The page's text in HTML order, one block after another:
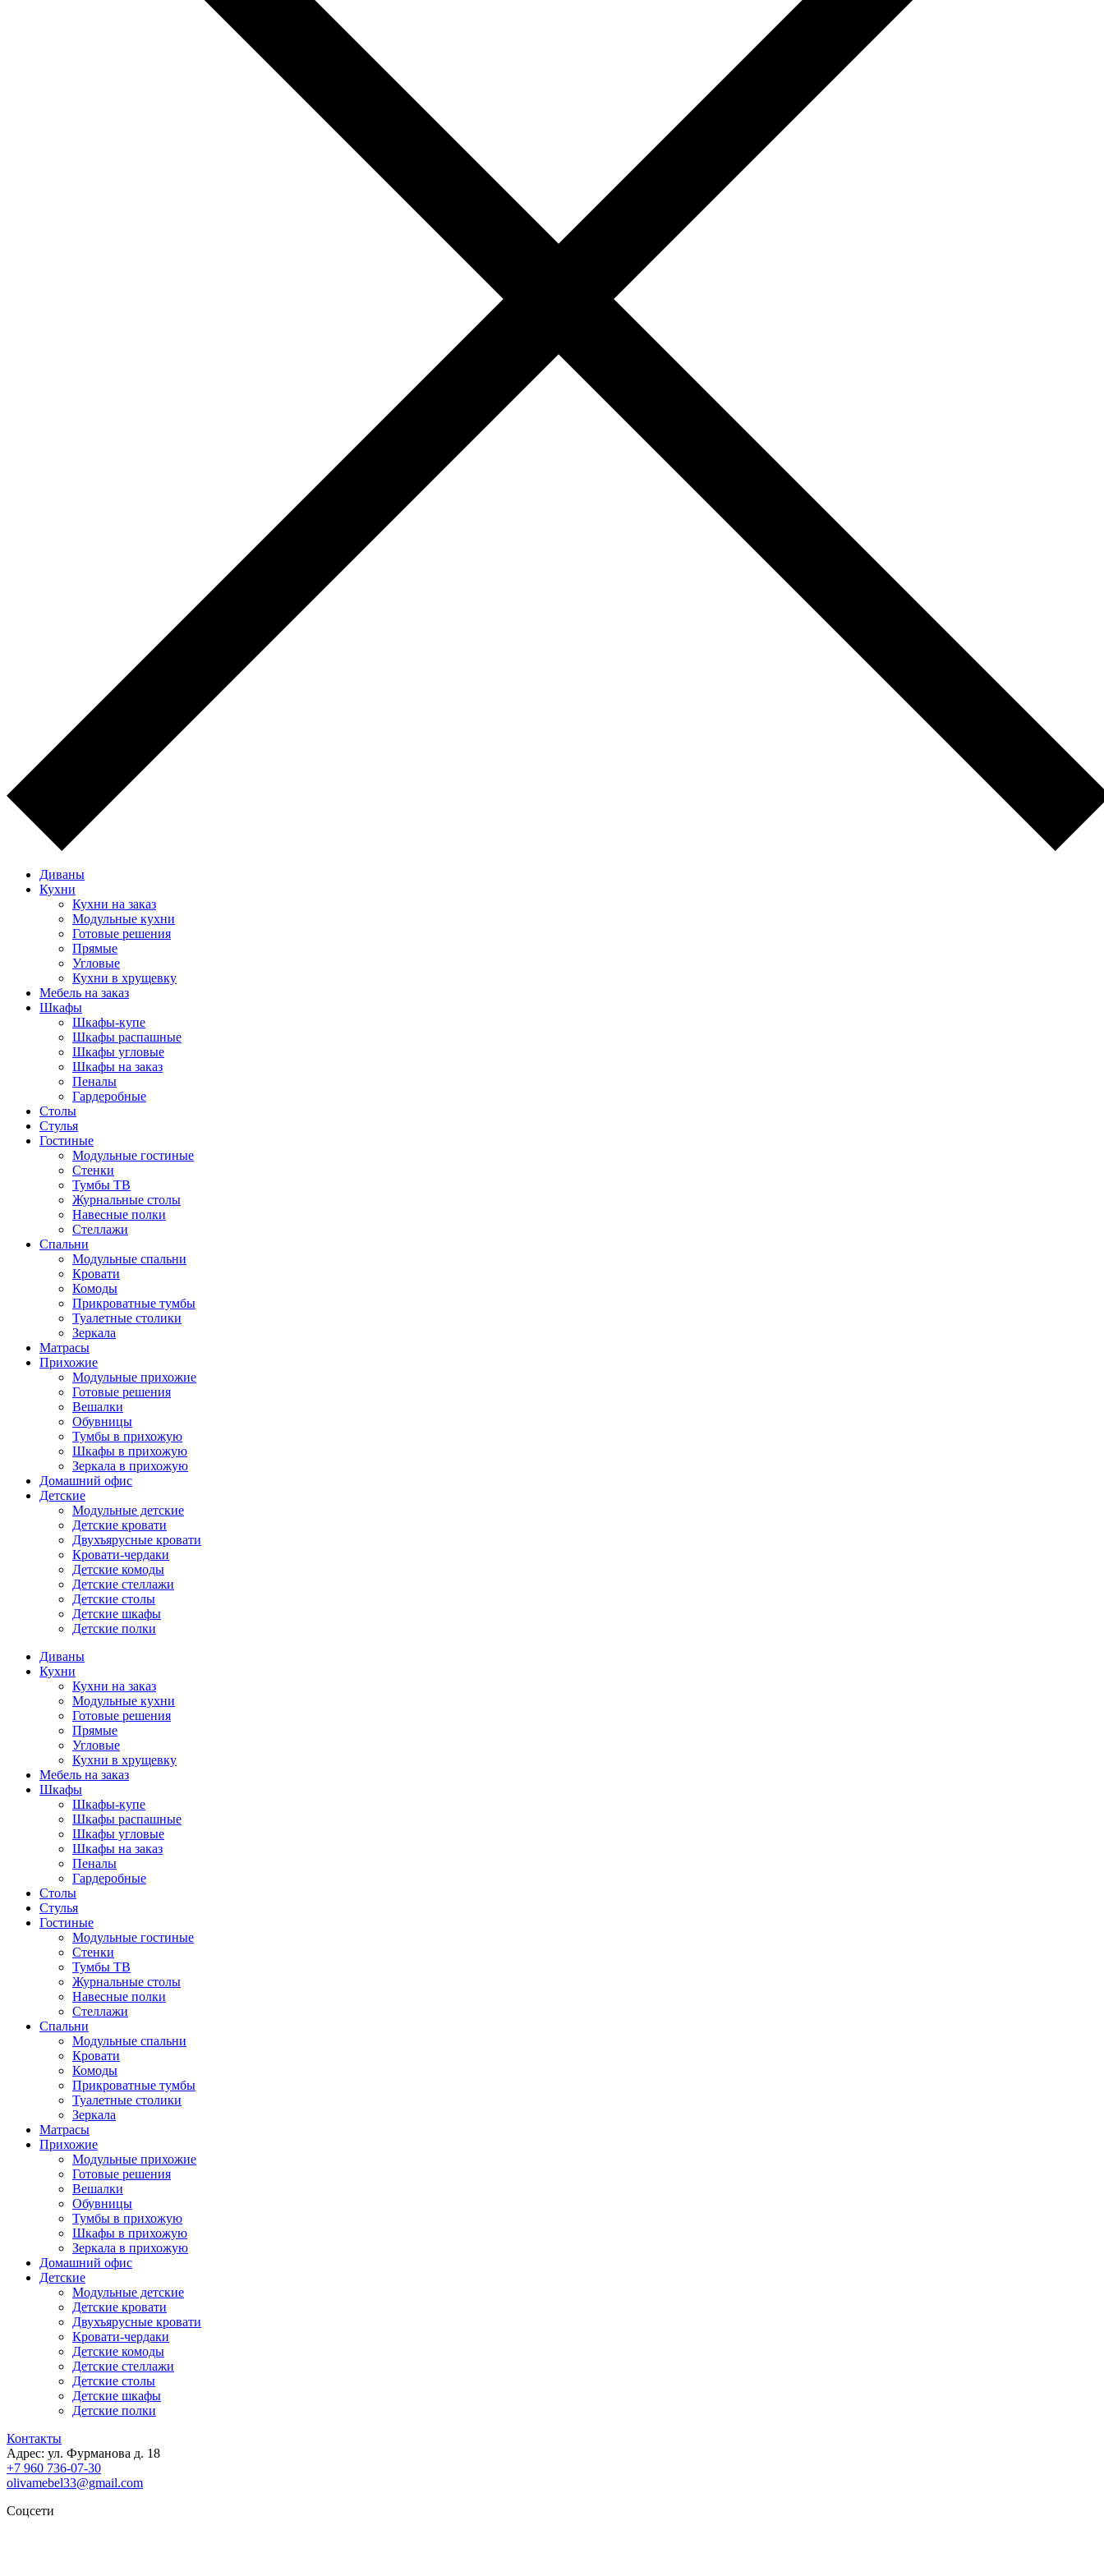
Диваны
Кухни
Кухни на заказ
Модульные кухни
Готовые решения
Прямые
Угловые
Кухни в хрущевку
Мебель на заказ
Шкафы
Шкафы-купе
Шкафы распашные
Шкафы угловые
Шкафы на заказ
Пеналы
Гардеробные
Столы
Стулья
Гостиные
Модульные гостиные
Стенки
Тумбы ТВ
Журнальные столы
Навесные полки
Стеллажи
Спальни
Модульные спальни
Кровати
Комоды
Прикроватные тумбы
Туалетные столики
Зеркала
Матрасы
Прихожие
Модульные прихожие
Готовые решения
Вешалки
Обувницы
Тумбы в прихожую
Шкафы в прихожую
Зеркала в прихожую
Домашний офис
Детские
Модульные детские
Детские кровати
Двухъярусные кровати
Кровати-чердаки
Детские комоды
Детские стеллажи
Детские столы
Детские шкафы
Детские полки
Диваны
Кухни
Кухни на заказ
Модульные кухни
Готовые решения
Прямые
Угловые
Кухни в хрущевку
Мебель на заказ
Шкафы
Шкафы-купе
Шкафы распашные
Шкафы угловые
Шкафы на заказ
Пеналы
Гардеробные
Столы
Стулья
Гостиные
Модульные гостиные
Стенки
Тумбы ТВ
Журнальные столы
Навесные полки
Стеллажи
Спальни
Модульные спальни
Кровати
Комоды
Прикроватные тумбы
Туалетные столики
Зеркала
Матрасы
Прихожие
Модульные прихожие
Готовые решения
Вешалки
Обувницы
Тумбы в прихожую
Шкафы в прихожую
Зеркала в прихожую
Домашний офис
Детские
Модульные детские
Детские кровати
Двухъярусные кровати
Кровати-чердаки
Детские комоды
Детские стеллажи
Детские столы
Детские шкафы
Детские полки
Контакты
Адрес: ул. Фурманова д. 18
+7 960 736-07-30
olivamebel33@gmail.com
Соцсети